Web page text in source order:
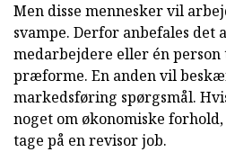
Men disse mennesker vil
svampe. Derfor anbefales det
medarbejdere eller én
præforme. En anden vil
markedsføring spørgsmål.
noget om økonomiske
tage på en revisor job.